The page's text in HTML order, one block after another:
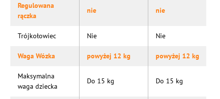
Regulowana
rączka
nie nie
Trójkołowiec Nie Nie
Waga Wózka powyżej 12 kg powyżej 12 kg
Maksymalna
waga dziecka
Do 15 kg Do 15 kg